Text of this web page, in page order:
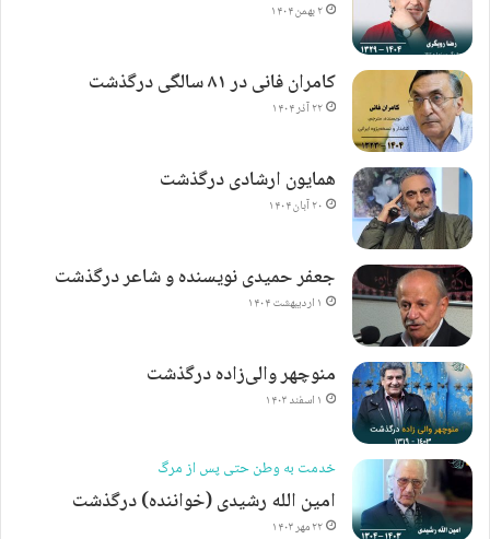
۲ بهمن ۱۴۰۴
کامران فانی در ۸۱ سالگی درگذشت
۲۲ آذر ۱۴۰۴
همایون ارشادی درگذشت
۲۰ آبان ۱۴۰۴
جعفر حمیدی نویسنده و شاعر درگذشت
۱ اردیبهشت ۱۴۰۴
منوچهر والی‌زاده درگذشت
۱ اسفند ۱۴۰۳
خدمت به وطن حتی پس از مرگ
امین الله رشیدی (خواننده) درگذشت
۲۲ مهر ۱۴۰۳